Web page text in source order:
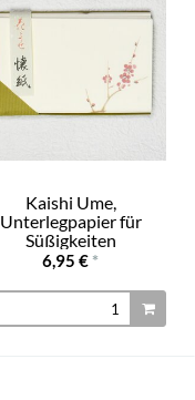
Kaishi Ume,
Unterlegpapier für
Süßigkeiten
6,95 € *